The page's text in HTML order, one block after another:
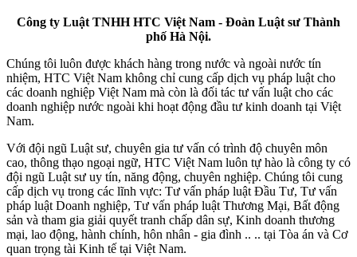
Công ty Luật TNHH HTC Việt Nam - Đoàn Luật sư Thành
phố Hà Nội.
Chúng tôi luôn được khách hàng trong nước và ngoài nước tín
nhiệm, HTC Việt Nam không chỉ cung cấp dịch vụ pháp luật cho
các doanh nghiệp Việt Nam mà còn là đối tác tư vấn luật cho các
doanh nghiệp nước ngoài khi hoạt động đầu tư kinh doanh tại Việt
Nam.
Với đội ngũ Luật sư, chuyên gia tư vấn có trình độ chuyên môn
cao, thông thạo ngoại ngữ, HTC Việt Nam luôn tự hào là công ty có
đội ngũ Luật sư uy tín, năng động, chuyên nghiệp. Chúng tôi cung
cấp dịch vụ trong các lĩnh vực: Tư vấn pháp luật Đầu Tư, Tư vấn
pháp luật Doanh nghiệp, Tư vấn pháp luật Thương Mại, Bất động
sản và tham gia giải quyết tranh chấp dân sự, Kinh doanh thương
mại, lao động, hành chính, hôn nhân - gia đình .. .. tại Tòa án và Cơ
quan trọng tài Kinh tế tại Việt Nam.